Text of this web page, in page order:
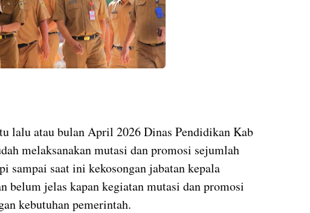
lalu atau bulan April 2026 Dinas Pendidikan Kab
melaksanakan mutasi dan promosi sejumlah
sampai saat ini kekosongan jabatan kepala
belum jelas kapan kegiatan mutasi dan promosi
kebutuhan pemerintah.